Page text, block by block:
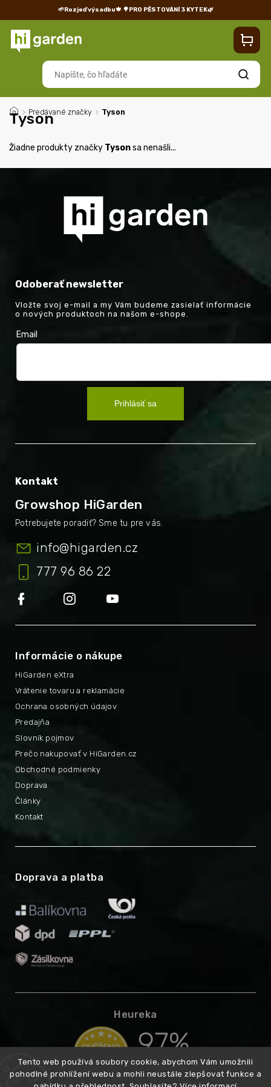
Tento web používá soubory cookie, abychom Vám umožnili
pohodlné prohlížení webu a mohli neustále zlepšovat funkce a
🌱Rozjeď výsadbu🍁 🌳PRO PĚSTOVÁNÍ 3 KYTEK🌿
Vrátenie/reklamácia
Hľadať
/ Predávané značky / Tyson
Tyson
Žiadne produkty značky Tysonsa nenašli...
Odoberať newsletter
Vložte svoj e-mail a my Vám budeme zasielať informácie
o nových produktoch na našom e-shope.
Email
Prihlásiť sa
Kontakt
Growshop HiGarden
info@higarden.cz
777 96 86 22
Informácie o nákupe
HiGarden eXtra
Prečo nakupovať v HiGarden.cz
Vrátenie tovaru a reklamácie
Obchodné podmienky
Ochrana osobných údajov
Doprava
Predajňa
Články
Slovník pojmov
Kontakt
Doprava a platba
Heureka